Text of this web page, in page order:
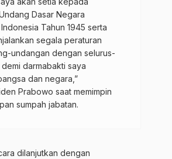
Dasar Negara
Tahun 1945 serta
segala peraturan
undangan dengan selurus-
darmabakti saya
dan negara,”
Prabowo saat memimpin
sumpah jabatan.
dilanjutkan dengan